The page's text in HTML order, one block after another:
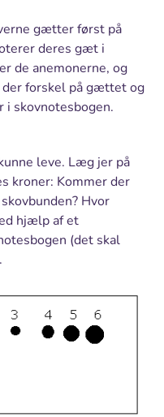
gætter først på
deres gæt i
de anemonerne, og
der forskel på gættet og
i skovnotesbogen.
leve. Læg jer på
kroner: Kommer der
Hvor
hjælp af et
(det skal